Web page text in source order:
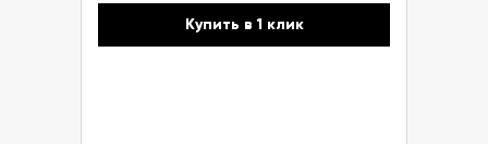
Купить в 1 клик